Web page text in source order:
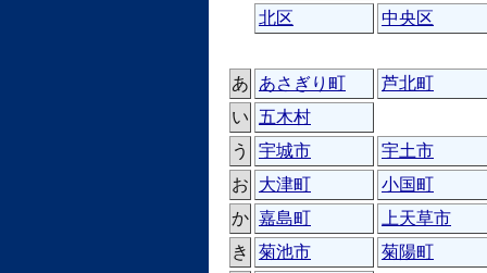
北区
中央区
あ あさぎり町
芦北町
い 五木村
う
宇城市
宇土市
お 大津町
小国町
か 嘉島町
上天草市
き
菊池市
菊陽町